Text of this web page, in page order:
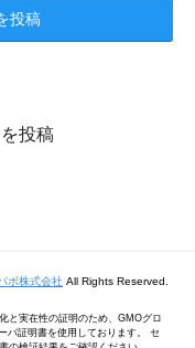
投稿
投稿
ボ株式会社 All Rights Reserved.
と実在性の証明のため、GMOグロ
バ証明書を使用しております。 セ